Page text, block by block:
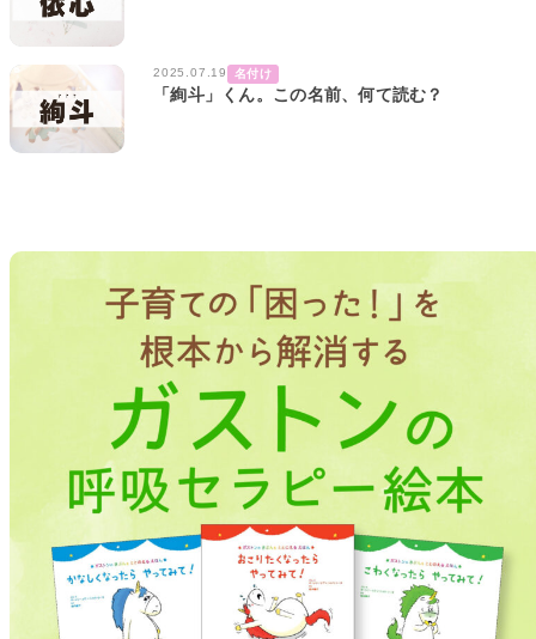
2025.07.19 名付け
「絢斗」くん。この名前、何て読む？